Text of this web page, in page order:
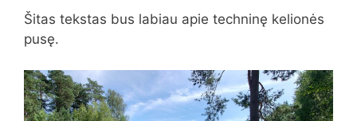
Šitas tekstas bus labiau apie techninę kelionės
pusę.